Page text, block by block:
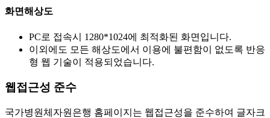
화면해상도
PC로 접속시 1280*1024에 최적화된 화면입니다.
이외에도 모든 해상도에서 이용에 불편함이 없도록 반응
형 웹 기술이 적용되었습니다.
웹접근성 준수
국가병원체자원은행 홈페이지는 웹접근성을 준수하여 글자크